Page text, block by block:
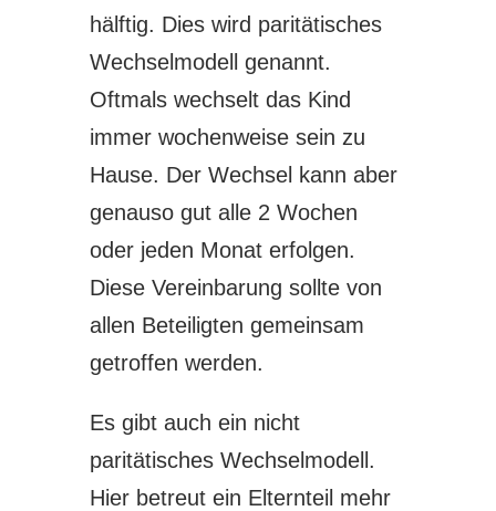
hälftig. Dies wird paritätisches
Wechselmodell genannt.
Oftmals wechselt das Kind
immer wochenweise sein zu
Hause. Der Wechsel kann aber
genauso gut alle 2 Wochen
oder jeden Monat erfolgen.
Diese Vereinbarung sollte von
allen Beteiligten gemeinsam
getroffen werden.
Es gibt auch ein nicht
paritätisches Wechselmodell.
Hier betreut ein Elternteil mehr